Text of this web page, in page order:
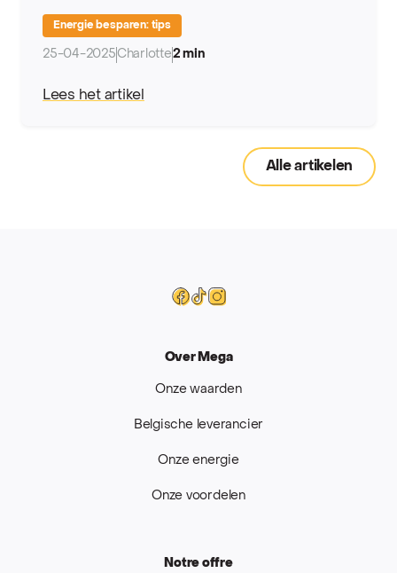
Energie besparen: tips
25-04-2025Charlotte2 min
Lees het artikel
Alle artikelen
Facebook
Tiktok
Instagram
Over Mega
Onze waarden
Belgische leverancier
Onze energie
Onze voordelen
Notre offre